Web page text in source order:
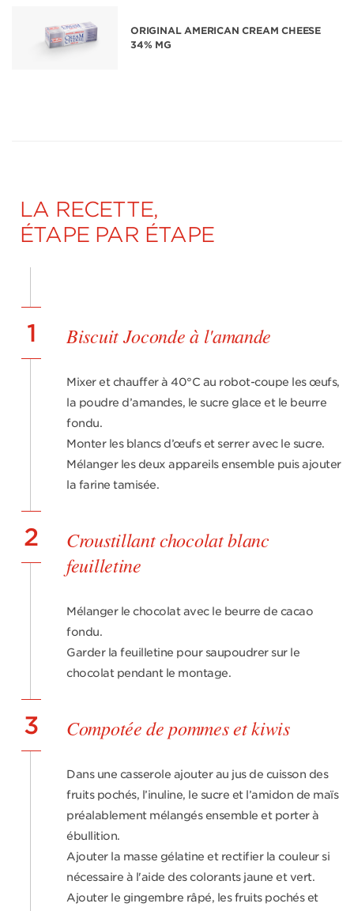
ORIGINAL AMERICAN CREAM CHEESE
34% MG
LA RECETTE,
ÉTAPE PAR ÉTAPE
1 Biscuit Joconde à l'amande
Mixer et chauffer à 40°C au robot-coupe les œufs,
la poudre d’amandes, le sucre glace et le beurre
fondu.
Monter les blancs d’œufs et serrer avec le sucre.
Mélanger les deux appareils ensemble puis ajouter
la farine tamisée.
2
Croustillant chocolat blanc
feuilletine
Mélanger le chocolat avec le beurre de cacao
fondu.
Garder la feuilletine pour saupoudrer sur le
chocolat pendant le montage.
3 Compotée de pommes et kiwis
Dans une casserole ajouter au jus de cuisson des
fruits pochés, l’inuline, le sucre et l’amidon de maïs
préalablement mélangés ensemble et porter à
ébullition.
Ajouter la masse gélatine et rectifier la couleur si
nécessaire à l'aide des colorants jaune et vert.
Ajouter le gingembre râpé, les fruits pochés et